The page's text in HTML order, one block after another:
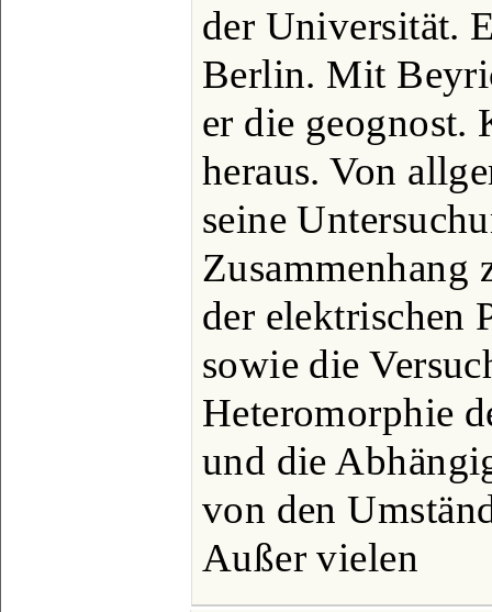
der Universität.
Berlin. Mit
er die geognost.
heraus. Von
seine
Zusammenhang
der elektrischen
sowie die
Heteromorphie
und die
von den
Außer vielen